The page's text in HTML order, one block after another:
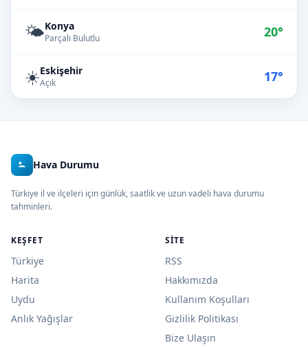
🌤️Konya
Parçalı Bulutlu 20°
☀️Eskişehir
Açık 17°
Hava Durumu
Türkiye il ve ilçeleri için günlük, saatlik ve uzun vadeli hava durumu
tahminleri.
KEŞFET
Türkiye
Harita
Uydu
Anlık Yağışlar
SITE
RSS
Hakkımızda
Kullanım Koşulları
Gizlilik Politikası
Bize Ulaşın